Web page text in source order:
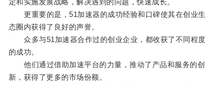
定和实施发展战略，解决遇到的问题，快速成长。
更重要的是，51加速器的成功经验和口碑使其在创业生
态圈内获得了良好的声誉。
众多与51加速器合作过的创业企业，都收获了不同程度
的成功。
他们通过借助加速平台的力量，推动了产品和服务的创
新，获得了更多的市场份额。